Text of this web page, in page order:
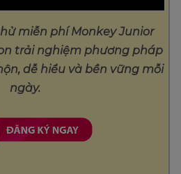
miễn phí Monkey Junior
trải nghiệm phương pháp
dễ hiểu và bền vững mỗi
ngày.